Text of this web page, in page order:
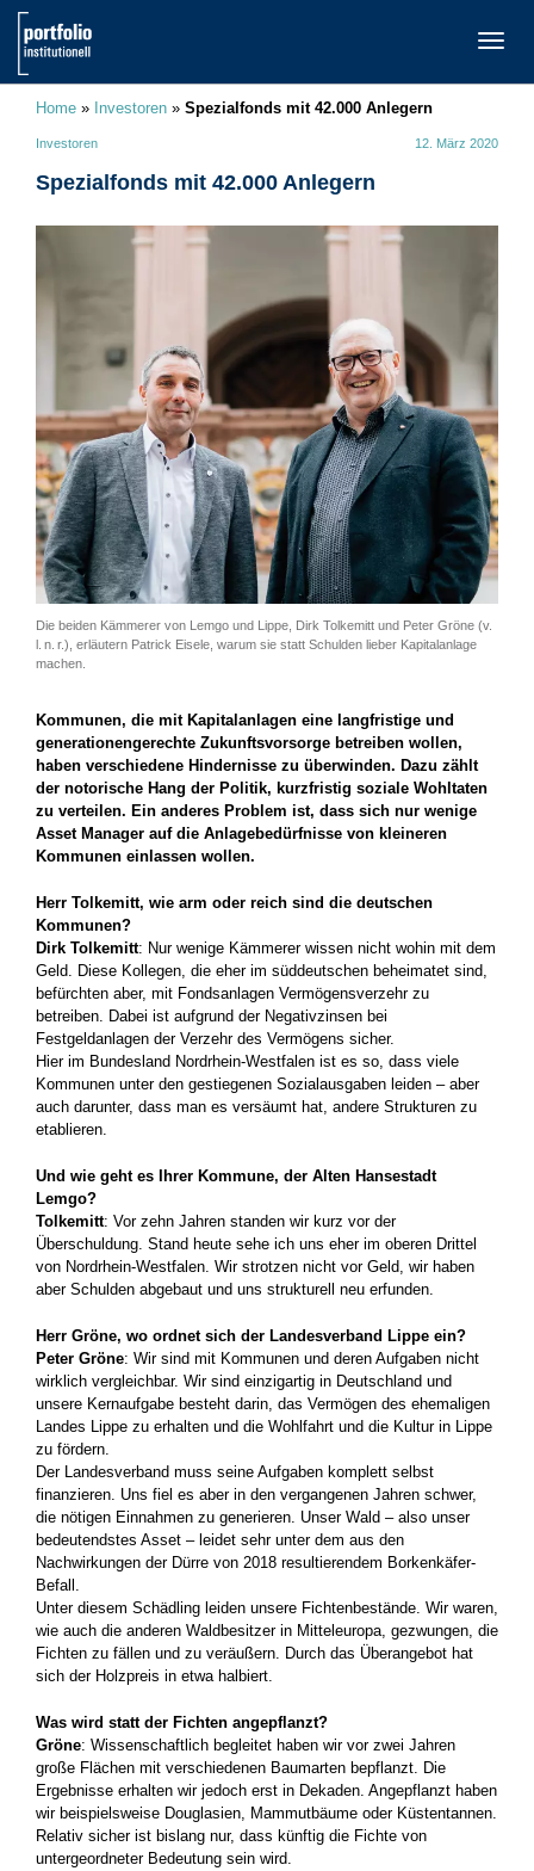
Home » Investoren » Spezialfonds mit 42.000 Anlegern
Investoren 12. März 2020
Spezialfonds mit 42.000 Anlegern
Die beiden Kämmerer von Lemgo und Lippe, Dirk Tolkemitt und Peter Gröne (v.
l. n. r.), erläutern Patrick Eisele, warum sie statt Schulden lieber Kapitalanlage
machen.
Kommunen, die mit Kapitalanlagen eine langfristige und
generationengerechte Zukunftsvorsorge betreiben wollen,
haben verschiedene Hindernisse zu überwinden. Dazu zählt
der notorische Hang der Politik, kurzfristig soziale Wohltaten
zu verteilen. Ein anderes ­Problem ist, dass sich nur wenige
Asset Manager auf die Anlagebedürfnisse von kleineren
Kommunen einlassen wollen.
Herr Tolkemitt, wie arm oder reich sind die deutschen
Kommunen?
Dirk Tolkemitt: Nur wenige Kämmerer ­wissen nicht wohin mit dem
Geld. Diese Kollegen, die eher im süddeutschen beheimatet sind,
befürchten aber, mit Fonds­anlagen Vermögensverzehr zu
betreiben. Dabei ist aufgrund der Negativzinsen bei
Festgeldanlagen der Verzehr des Vermögens sicher.
Hier im Bundesland Nordrhein-Westfalen ist es so, dass viele
Kommunen unter den gestiegenen Sozialausgaben leiden – aber
auch darunter, dass man es versäumt hat, andere Strukturen zu
etablieren.
Und wie geht es Ihrer Kommune, der Alten Hansestadt
Lemgo?
Tolkemitt: Vor zehn Jahren standen wir kurz vor der
Überschuldung. Stand heute sehe ich uns eher im oberen Drittel
von Nordrhein-Westfalen. Wir strotzen nicht vor Geld, wir haben
aber Schulden abgebaut und uns strukturell neu erfunden.
Herr Gröne, wo ordnet sich der Landesverband Lippe ein?
Peter Gröne: Wir sind mit Kommunen und deren Aufgaben nicht
wirklich vergleichbar. Wir sind einzigartig in Deutschland und
unsere Kernaufgabe besteht darin, das ­Vermögen des ehemaligen
Landes Lippe zu erhalten und die Wohlfahrt und die Kultur in Lippe
zu fördern.
Der Landesverband muss seine Aufgaben komplett selbst
finanzieren. Uns fiel es aber in den vergangenen Jahren schwer,
die ­nötigen Einnahmen zu generieren. Unser Wald – also unser
bedeutendstes Asset – leidet sehr unter dem aus den
Nachwirkungen der Dürre von 2018 resultierendem Borkenkäfer-
Befall.
Unter diesem Schädling leiden unsere ­Fichtenbestände. Wir waren,
wie auch die anderen Waldbesitzer in Mitteleuropa, ­gezwungen, die
Fichten zu fällen und zu veräußern. Durch das Überangebot hat
sich der Holzpreis in etwa halbiert.
Was wird statt der Fichten angepflanzt?
Gröne: Wissenschaftlich begleitet haben wir vor zwei Jahren
große Flächen mit ver­schiedenen Baumarten bepflanzt. Die
Ergebnisse erhalten wir jedoch erst in ­Dekaden. Angepflanzt haben
wir beispielsweise ­Douglasien, Mammutbäume oder Küstentannen.
Relativ sicher ist bislang nur, dass künftig die Fichte von
untergeordneter ­Bedeutung sein wird.